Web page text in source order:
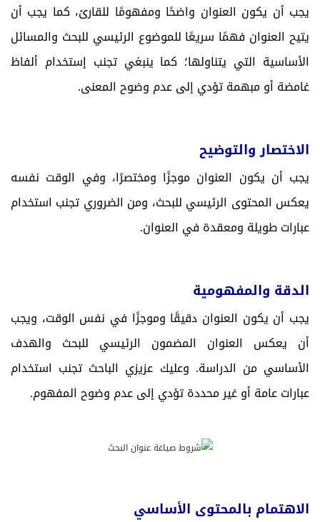
يجب أن يكون العنوان واضحًا ومفهومًا للقارئ، كما يجب أن
يتيح العنوان فهمًا سريعًا للموضوع الرئيسي للبحث والمسائل
الأساسية التي يتناولها؛ كما ينبغي تجنب إستخدام ألفاظ
غامضة أو مبهمة تؤدي إلى عدم وضوح المعنى.
الاختصار والتوضيح
يجب أن يكون العنوان موجزًا ومختصرًا، وفي الوقت نفسه
يعكس المحتوى الرئيسي للبحث، ومن الضروري تجنب استخدام
عبارات طويلة ومعقدة في العنوان.
الدقة والمفهومية
يجب أن يكون العنوان دقيقًا وموجزًا في نفس الوقت، ويجب
أن يعكس العنوان المضمون الرئيسي للبحث والهدف
الأساسي من الدراسة. وعليك عزيزي الباحث تجنب استخدام
عبارات عامة أو غير محددة تؤدي إلى عدم وضوح المفهوم.
الاهتمام بالمحتوى الأساسي